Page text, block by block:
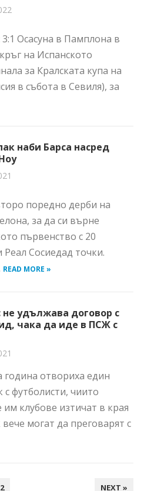
Осасуна в Памплона в
на Испанското
за Кралската купа на
в събота в Севиля), за
наби Барса насред
поредно дерби на
за да си върне
първенство с 20
Реал Сосиедад точки.
READ MORE »
не удължава договор с
чака да иде в ПСЖ с
отвориха един
с футболисти, чиито
клубове изтичат в края
могат да преговарят с
2 NEXT »